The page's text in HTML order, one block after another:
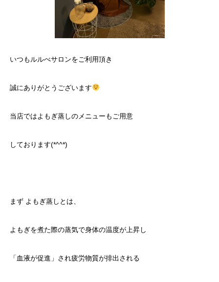
いつもルルべサロンをご利用頂き
誠にありがとうございます
当店ではよもぎ蒸しのメニューもご用意
しております(*^^*)
まず よもぎ蒸しとは、
よもぎを煮た際の蒸気で身体の温度が上昇し
「血液が促進」され疲労物質が排出される